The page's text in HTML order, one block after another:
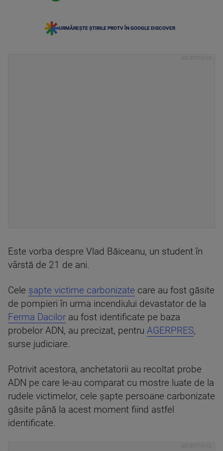
URMĂREȘTE ȘTIRILE PROTV ÎN GOOGLE DISCOVER
Este vorba despre Vlad Băiceanu, un student în
vârstă de 21 de ani.
Cele şapte victime carbonizate care au fost găsite
de pompieri în urma incendiului devastator de la
Ferma Dacilor au fost identificate pe baza
probelor ADN, au precizat, pentru AGERPRES,
surse judiciare.
Potrivit acestora, anchetatorii au recoltat probe
ADN pe care le-au comparat cu mostre luate de la
rudele victimelor, cele şapte persoane carbonizate
găsite până la acest moment fiind astfel
identificate.